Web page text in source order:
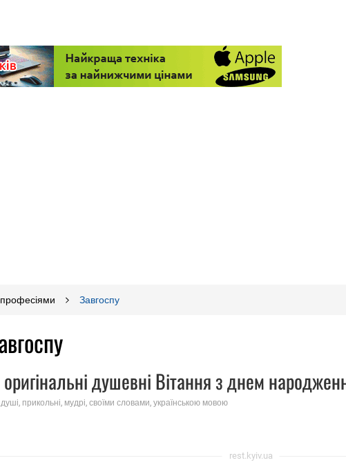
Завгоспу
душевні Вітання з днем
прикольні, мудрі, своїми словами, українською мовою
rest.kyiv.ua